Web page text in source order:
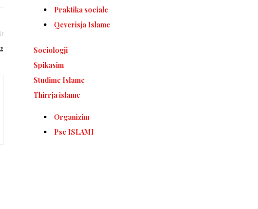
Praktika sociale
Qeverisja Islame
Sociologji
Spikasim
Studime Islame
Thirrja islame
Organizim
Pse ISLAMI